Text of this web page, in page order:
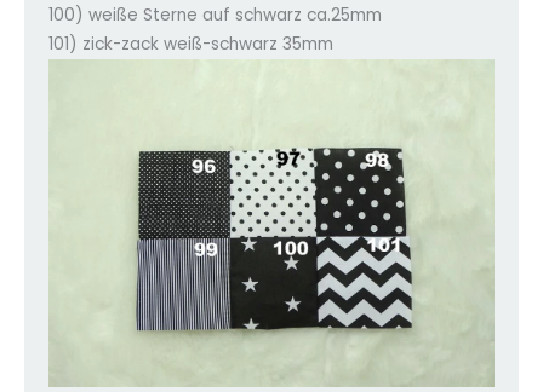
100) weiße Sterne auf schwarz ca.25mm
101) zick-zack weiß-schwarz 35mm